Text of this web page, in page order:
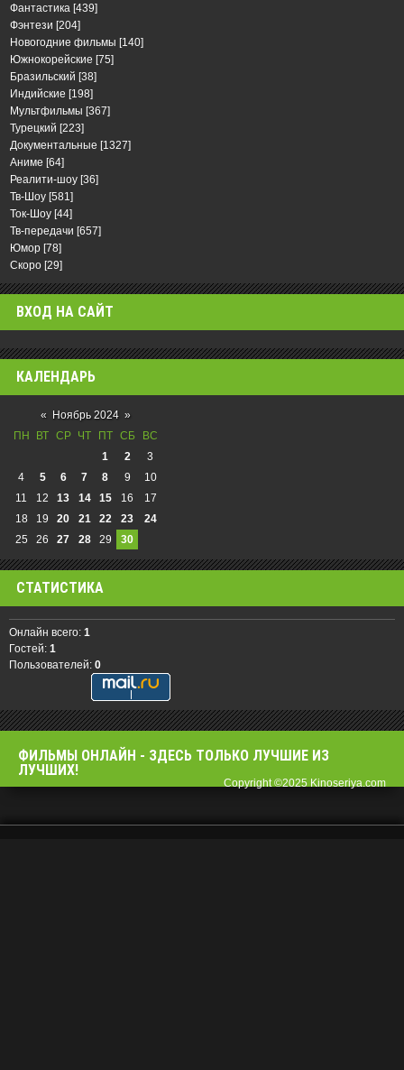
Фантастика [439]
Фэнтези [204]
Новогодние фильмы [140]
Южнокорейские [75]
Бразильский [38]
Индийские [198]
Мультфильмы [367]
Турецкий [223]
Документальные [1327]
Аниме [64]
Реалити-шоу [36]
Тв-Шоу [581]
Ток-Шоу [44]
Тв-передачи [657]
Юмор [78]
Скоро [29]
ВХОД НА САЙТ
КАЛЕНДАРЬ
« Ноябрь 2024 »
ПН
ВТ СР ЧТ ПТ СБ
ВС
1
2
3
4
5 6 7 8 9
10
11
12 13 14 15 16
17
18
19 20 21 22 23
24
25
26 27 28 29 30
СТАТИСТИКА
Онлайн всего: 1
Гостей: 1
Пользователей: 0
ФИЛЬМЫ OНЛАЙН - ЗДЕСЬ ТОЛЬКО ЛУЧШИЕ ИЗ
ЛУЧШИХ!
Copyright ©2025 Kinoseriya.com